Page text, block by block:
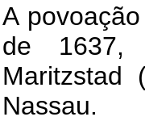
A
de 1637,
Maritzstad
Nassau.